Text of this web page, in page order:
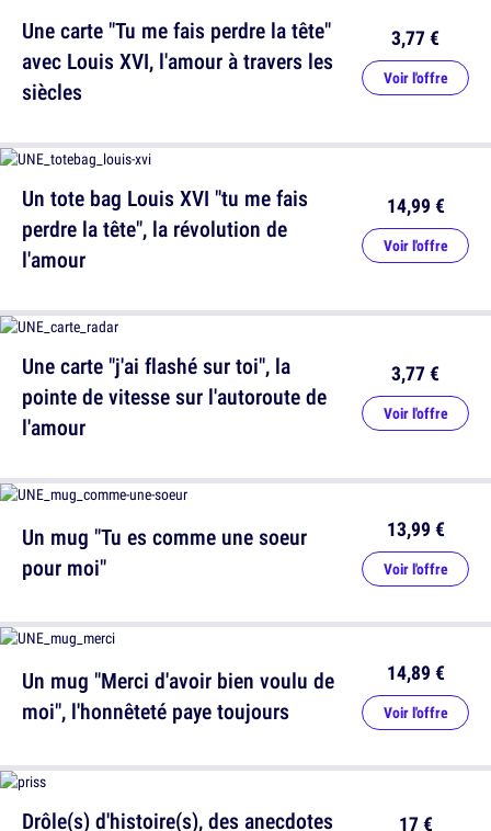
Une carte "Tu me fais perdre la tête"
avec Louis XVI, l'amour à travers les
siècles
3,77 €
Voir l'offre
Une carte "j'ai flashé sur toi", la
pointe de vitesse sur l'autoroute de
l'amour
3,77 €
Voir l'offre
Drôle(s) d'histoire(s), des anecdotes
17 €
Un tote bag Louis XVI "tu me fais
perdre la tête", la révolution de
l'amour
14,99 €
Voir l'offre
Un mug "Tu es comme une soeur
pour moi"
13,99 €
Voir l'offre
Un mug "Merci d'avoir bien voulu de
moi", l'honnêteté paye toujours
14,89 €
Voir l'offre